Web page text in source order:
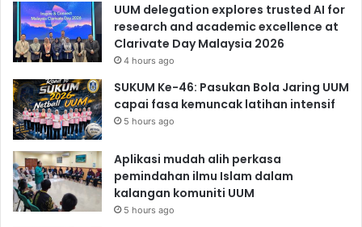
UUM delegation explores trusted AI for
research and academic excellence at
Clarivate Day Malaysia 2026
4 hours ago
SUKUM Ke-46: Pasukan Bola Jaring UUM
capai fasa kemuncak latihan intensif
5 hours ago
Aplikasi mudah alih perkasa
pemindahan ilmu Islam dalam
kalangan komuniti UUM
5 hours ago